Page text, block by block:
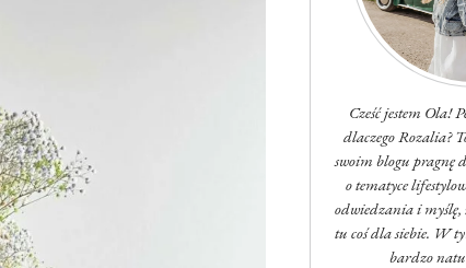
Cześć jestem Ola!
dlaczego Rozalia?
swoim blogu pragnę
o tematyce
odwiedzania i
tu coś dla siebie. W
bardzo